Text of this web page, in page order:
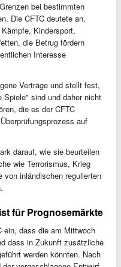
bei bestimmten
Die CFTC deutete an,
Kindersport,
die Betrug fördern
Interesse
Verträge und stellt fest,
Spiele" sind und daher nicht
die es der CFTC
auf
darauf, wie sie beurteilen
wie Terrorismus, Krieg
von inländischen regulierten
für Prognosemärkte
ein, dass die am Mittwoch
dass in Zukunft zusätzliche
werden könnten. Nach